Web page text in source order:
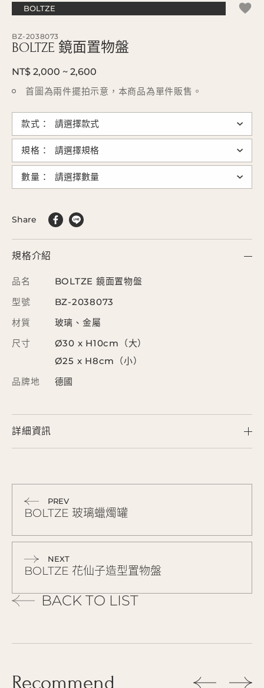
BOLTZE
BZ-2038073
BOLTZE 鏡面置物盤
NT$ 2,000 ~ 2,600
首圖為兩件擺拍示意，本商品為單件販售。
款式：
規格：
數量：
Share
規格介紹
品名
BOLTZE 鏡面置物盤
型號
BZ-2038073
材質
玻璃、金屬
尺寸
Ø30 x H10cm（大）
Ø25 x H8cm（小）
品牌地
德國
詳細資訊
PREV
BOLTZE 玻璃蠟燭罐
NEXT
BOLTZE 花仙子造型置物盤
BACK TO LIST
Recommend